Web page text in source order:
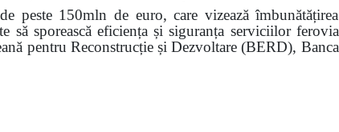
peste 150mln de euro, care vizează
sporească eficiența și siguranța serviciilor
pentru Reconstrucție și Dezvoltare (BERD),